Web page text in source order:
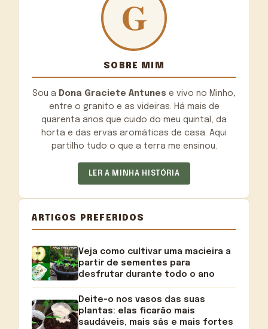
SOBRE MIM
Sou a Dona Graciete Antunes e vivo no Minho,
entre o granito e as videiras. Há mais de
quarenta anos que cuido do meu quintal, da
horta e das ervas aromáticas de casa. Aqui
partilho tudo o que a terra me ensinou.
LER A MINHA HISTÓRIA
ARTIGOS PREFERIDOS
Veja como cultivar uma macieira a
partir de sementes para
desfrutar durante todo o ano
Deite-o nos vasos das suas
plantas: elas ficarão mais
saudáveis, mais sãs e mais fortes